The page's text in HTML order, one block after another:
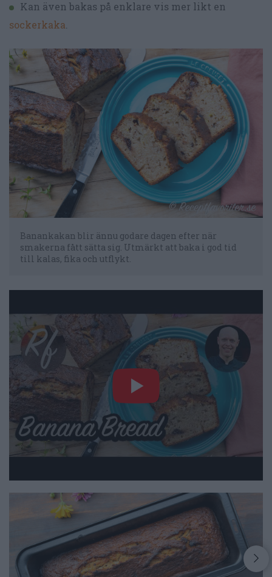
Kan även bakas på enklare vis mer likt en
sockerkaka.
Banankakan blir ännu godare dagen efter när
smakerna fått sätta sig. Utmärkt att baka i god tid
till kalas, fika och utflykt.